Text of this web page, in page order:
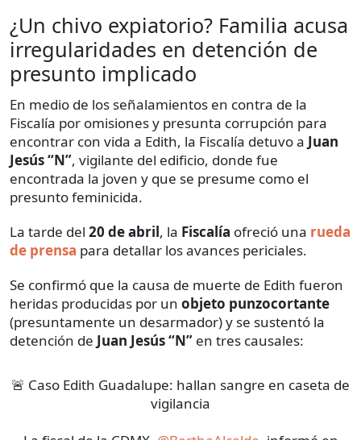
¿Un chivo expiatorio? Familia acusa
irregularidades en detención de
presunto implicado
En medio de los señalamientos en contra de la
Fiscalía por omisiones y presunta corrupción para
encontrar con vida a Edith, la Fiscalía detuvo a Juan
Jesús “N”, vigilante del edificio, donde fue
encontrada la joven y que se presume como el
presunto feminicida.
La tarde del 20 de abril, la Fiscalía ofreció una rueda
de prensa para detallar los avances periciales.
Se confirmó que la causa de muerte de Edith fueron
heridas producidas por un objeto punzocortante
(presuntamente un desarmador) y se sustentó la
detención de Juan Jesús “N” en tres causales:
🚨 Caso Edith Guadalupe: hallan sangre en caseta de
vigilancia